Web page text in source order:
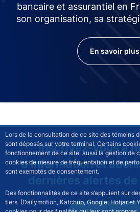
Lors de la consultation de ce site des témoins
sont déposés sur votre terminal. Certains
fonctionnement de ce site, aussi la gestion de
cookies de mesure de fréquentation et de
sont exemptés de consentement.
Des fonctionnalités de ce site s’appuient sur
tiers (Dailymotion, Katchup, Google, Hotjar et
bancaire et assurantiel en
son organisation, sa
En savoir plus
Inscrivez-vous à
d'information et
dernières alertes